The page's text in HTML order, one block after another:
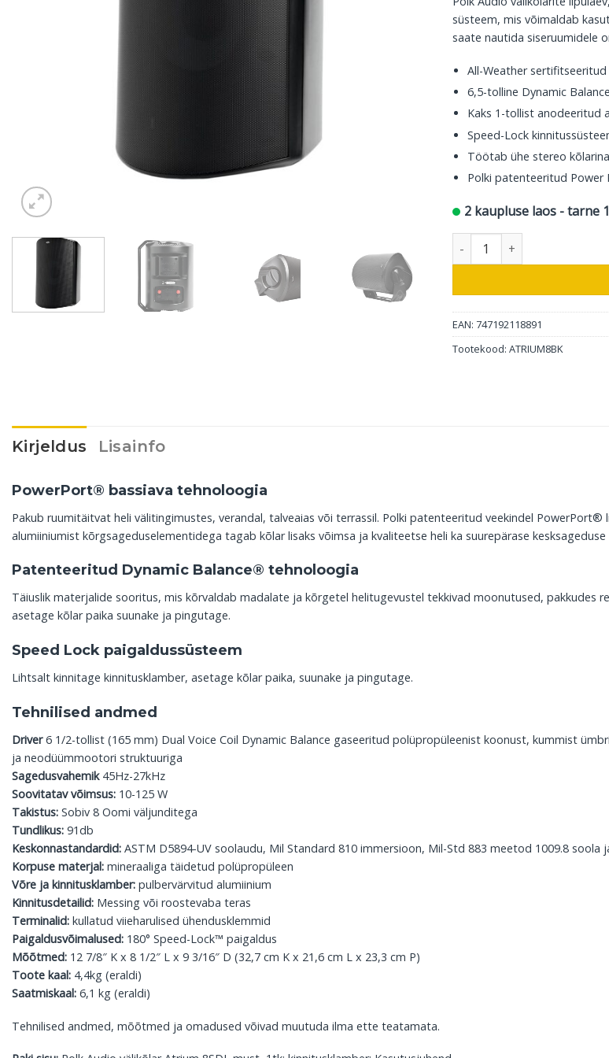
süsteem, mis võimaldab
saate nautida siseruumidele
All-Weather sertifitseeritud
6,5-tolline Dynamic
Kaks 1-tollist anodeeritud
Speed-Lock
Töötab ühe stereo
Polki patenteeritud Power
2 kaupluse laos - tarne
Polk Audio välikõlar Atrium
EAN: 747192118891
Tootekood: ATRIUM8BK
Kirjeldus Lisainfo
PowerPort® bassiava tehnoloogia
Pakub ruumitäitvat heli välitingimustes, verandal, talveaias või terrassil. Polki patenteeritud veekindel
alumiiniumist kõrgsageduselementidega tagab kõlar lisaks võimsa ja kvaliteetse heli ka suurepärase kesksageduse
Patenteeritud Dynamic Balance® tehnoloogia
Täiuslik materjalide sooritus, mis kõrvaldab madalate ja kõrgetel helitugevustel tekkivad moonutused, pakkudes
asetage kõlar paika suunake ja pingutage.
Speed Lock paigaldussüsteem
Lihtsalt kinnitage kinnitusklamber, asetage kõlar paika, suunake ja pingutage.
Tehnilised andmed
Driver6 1/2-tollist (165 mm) Dual Voice Coil Dynamic Balance gaseeritud polüpropüleenist koonust, kummist
ja neodüümmootori struktuuriga
Sagedusvahemik45Hz-27kHz
Soovitatav võimsus: 10-125 W
Takistus: Sobiv 8 Oomi väljunditega
Tundlikus: 91db
Keskonnastandardid: ASTM D5894-UV soolaudu, Mil Standard 810 immersioon, Mil-Std 883 meetod 1009.8
Korpuse materjal: mineraaliga täidetud polüpropüleen
Võre ja kinnitusklamber: pulbervärvitud alumiinium
Kinnitusdetailid: Messing või roostevaba teras
Terminalid: kullatud viieharulised ühendusklemmid
Paigaldusvõimalused: 180° Speed-Lock™ paigaldus
Mõõtmed: 12 7/8″ K x 8 1/2″ L x 9 3/16″ D (32,7 cm K x 21,6 cm L x 23,3 cm P)
Toote kaal: 4,4kg (eraldi)
Saatmiskaal: 6,1 kg (eraldi)
Tehnilised andmed, mõõtmed ja omadused võivad muutuda ilma ette teatamata.